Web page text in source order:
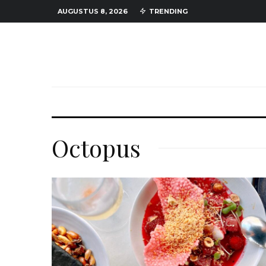
AUGUSTUS 8, 2026 TRENDING
Octopus